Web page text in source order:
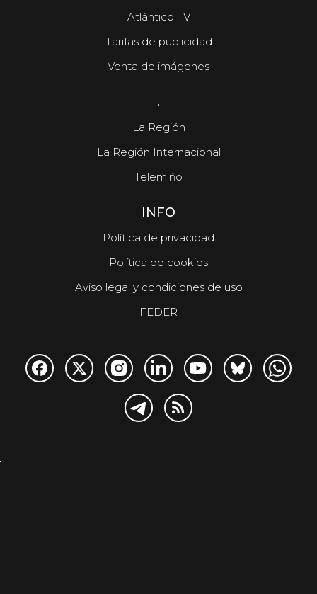
Atlántico TV
Tarifas de publicidad
Venta de imágenes
.
La Región
La Región Internacional
Telemiño
INFO
Política de privacidad
Política de cookies
Aviso legal y condiciones de uso
FEDER